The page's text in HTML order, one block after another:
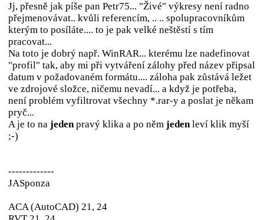
Jj, přesně jak píše pan Petr75... "Živé" výkresy není radno
přejmenovávat.. kvůli referencím, .. .. spolupracovníkům
kterým to posíláte.... to je pak velké neštěstí s tím
pracovat...
Na toto je dobrý např. WinRAR... kterému lze nadefinovat
"profil" tak, aby mi při vytváření zálohy před název připsal
datum v požadovaném formátu.... záloha pak zůstává ležet
ve zdrojové složce, ničemu nevadí... a když je potřeba,
není problém vyfiltrovat všechny *.rar-y a poslat je někam
pryč...
A je to na jedenpravý klika a po něm jedenleví klik myší
;-)
-------------
JASponza
ACA (AutoCAD) 21, 24